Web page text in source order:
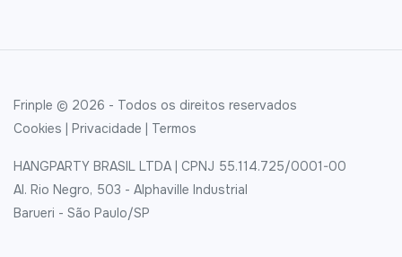
Frinple © 2026 - Todos os direitos reservados
Cookies | Privacidade | Termos
HANGPARTY BRASIL LTDA | CPNJ 55.114.725/0001-00
Al. Rio Negro, 503 - Alphaville Industrial
Barueri - São Paulo/SP